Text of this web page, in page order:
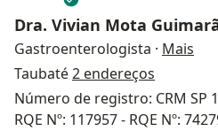
Dra. Vivian Mota
Gastroenterologista · Mais
Taubaté2 endereços
Número de registro: CRM SP
RQE Nº: 117957 - RQE Nº: